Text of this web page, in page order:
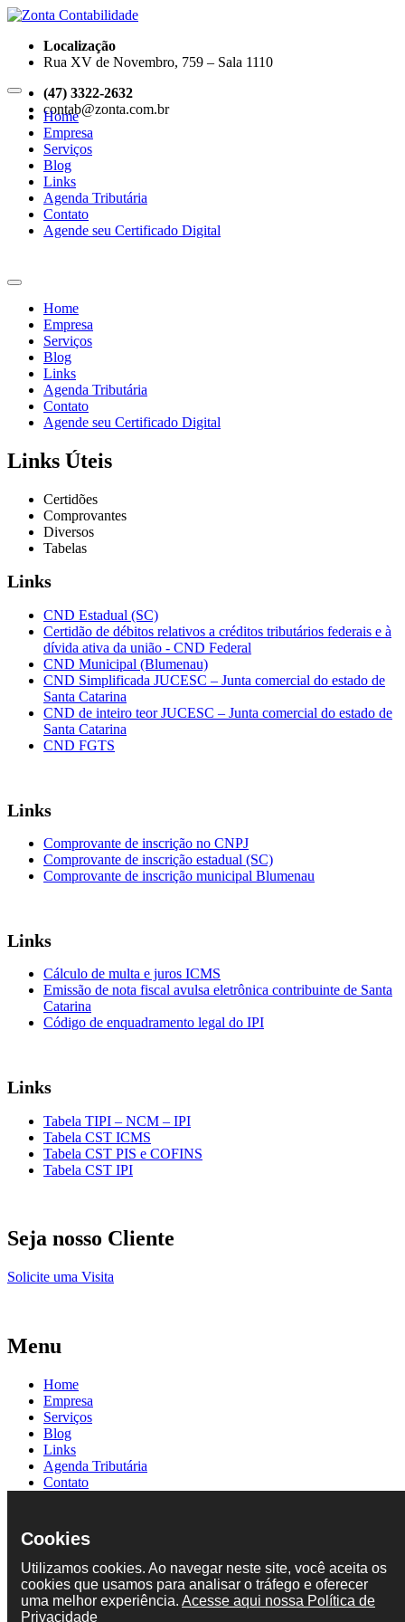
Localização
Rua XV de Novembro, 759 – Sala 1110
(47) 3322-2632
contab@zonta.com.br
Home
Empresa
Serviços
Blog
Links
Agenda Tributária
Contato
Agende seu Certificado Digital
Home
Empresa
Serviços
Blog
Links
Agenda Tributária
Contato
Agende seu Certificado Digital
Links Úteis
Certidões
Comprovantes
Diversos
Tabelas
Links
CND Estadual (SC)
Certidão de débitos relativos a créditos tributários federais e à
dívida ativa da união - CND Federal
CND Municipal (Blumenau)
CND Simplificada JUCESC – Junta comercial do estado de
Santa Catarina
CND de inteiro teor JUCESC – Junta comercial do estado de
Santa Catarina
CND FGTS
Links
Comprovante de inscrição no CNPJ
Comprovante de inscrição estadual (SC)
Comprovante de inscrição municipal Blumenau
Links
Cálculo de multa e juros ICMS
Emissão de nota fiscal avulsa eletrônica contribuinte de Santa
Catarina
Código de enquadramento legal do IPI
Links
Tabela TIPI – NCM – IPI
Tabela CST ICMS
Tabela CST PIS e COFINS
Tabela CST IPI
Seja nosso Cliente
Solicite uma Visita
Menu
Home
Empresa
Serviços
Blog
Links
Agenda Tributária
Contato
Informações
Fone/Fax:(47) 3322-2632
Email:contab@zonta.com.br
Endereço:
Cookies
Utilizamos cookies. Ao navegar neste site, você aceita os
cookies que usamos para analisar o tráfego e oferecer
uma melhor experiência. Acesse aqui nossa Política de
Privacidade